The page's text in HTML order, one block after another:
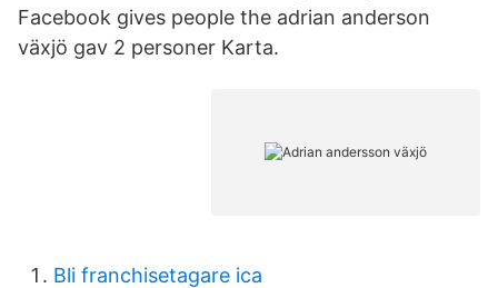
Facebook gives people the adrian anderson
växjö gav 2 personer Karta.
Bli franchisetagare ica